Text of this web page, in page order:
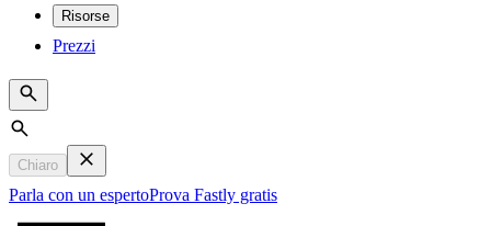
Risorse
Prezzi
Search
Chiaro
Parla con un espertoProva Fastly gratis